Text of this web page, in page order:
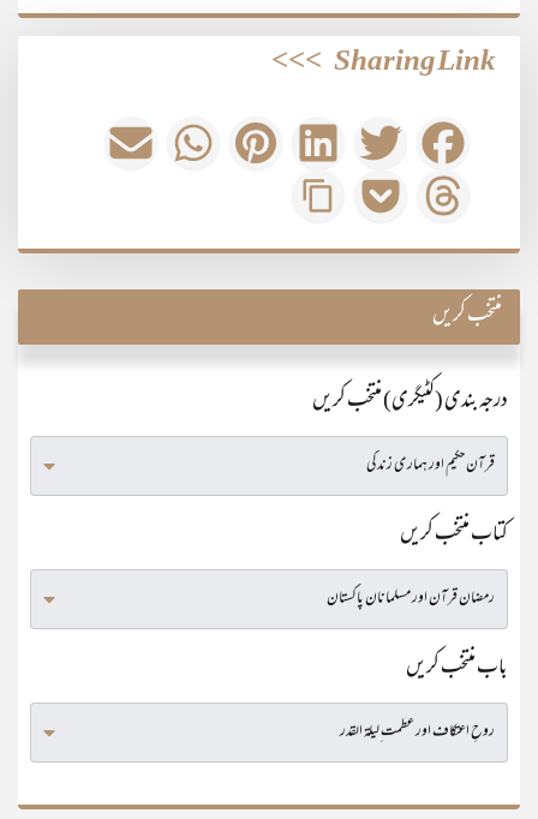
Sharing Link
>>>
منتخب کریں
درجہ بندی (کٹیگری) منتخب کریں
کتاب منتخب کریں
باب منتخب کریں